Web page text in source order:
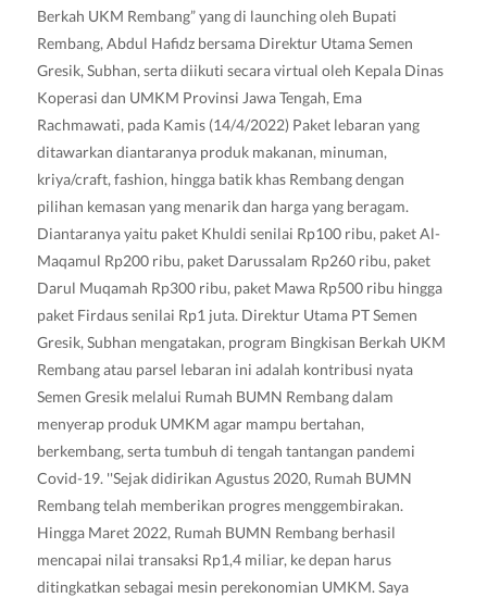
Berkah UKM Rembang” yang di launching oleh Bupati
Rembang, Abdul Hafidz bersama Direktur Utama Semen
Gresik, Subhan, serta diikuti secara virtual oleh Kepala Dinas
Koperasi dan UMKM Provinsi Jawa Tengah, Ema
Rachmawati, pada Kamis (14/4/2022) Paket lebaran yang
ditawarkan diantaranya produk makanan, minuman,
kriya/craft, fashion, hingga batik khas Rembang dengan
pilihan kemasan yang menarik dan harga yang beragam.
Diantaranya yaitu paket Khuldi senilai Rp100 ribu, paket Al-
Maqamul Rp200 ribu, paket Darussalam Rp260 ribu, paket
Darul Muqamah Rp300 ribu, paket Mawa Rp500 ribu hingga
paket Firdaus senilai Rp1 juta. Direktur Utama PT Semen
Gresik, Subhan mengatakan, program Bingkisan Berkah UKM
Rembang atau parsel lebaran ini adalah kontribusi nyata
Semen Gresik melalui Rumah BUMN Rembang dalam
menyerap produk UMKM agar mampu bertahan,
berkembang, serta tumbuh di tengah tantangan pandemi
Covid-19. ''Sejak didirikan Agustus 2020, Rumah BUMN
Rembang telah memberikan progres menggembirakan.
Hingga Maret 2022, Rumah BUMN Rembang berhasil
mencapai nilai transaksi Rp1,4 miliar, ke depan harus
ditingkatkan sebagai mesin perekonomian UMKM. Saya